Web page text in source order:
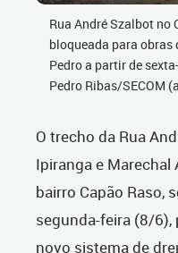
Rua André Szalbot no
bloqueada para
Pedro a partir de
Pedro Ribas/SECOM
O trecho da Rua
Ipiranga e Marechal
bairro Capão Raso,
segunda-feira (8/6),
novo sistema de